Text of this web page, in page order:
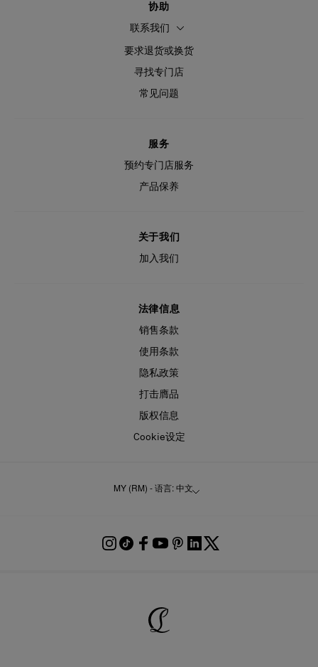
协助
联系我们
要求退货或换货
寻找专门店
常见问题
服务
预约专门店服务
产品保养
关于我们
加入我们
法律信息
销售条款
使用条款
隐私政策
打击膺品
版权信息
Cookie设定
MY (RM) - 语言: 中文